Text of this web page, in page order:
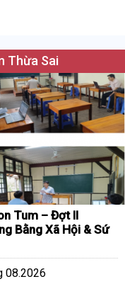
Thừa Sai
Tum – Đợt II
Bằng Xã Hội & Sứ
08.2026